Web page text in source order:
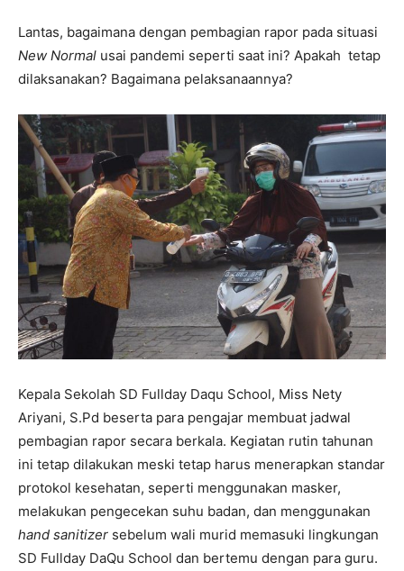
Lantas, bagaimana dengan pembagian rapor pada situasi
New Normal usai pandemi seperti saat ini? Apakah tetap
dilaksanakan? Bagaimana pelaksanaannya?
Kepala Sekolah SD Fullday Daqu School, Miss Nety
Ariyani, S.Pd beserta para pengajar membuat jadwal
pembagian rapor secara berkala. Kegiatan rutin tahunan
ini tetap dilakukan meski tetap harus menerapkan standar
protokol kesehatan, seperti menggunakan masker,
melakukan pengecekan suhu badan, dan menggunakan
hand sanitizer sebelum wali murid memasuki lingkungan
SD Fullday DaQu School dan bertemu dengan para guru.